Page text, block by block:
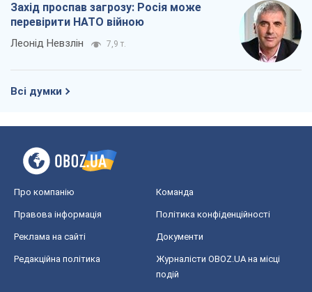
Захід проспав загрозу: Росія може
перевірити НАТО війною
Леонід Невзлін 7,9 т.
Всі думки
Про компанію Команда
Правова інформація Політика конфіденційності
Реклама на сайті Документи
Редакційна політика
Журналісти OBOZ.UA на місці
подій